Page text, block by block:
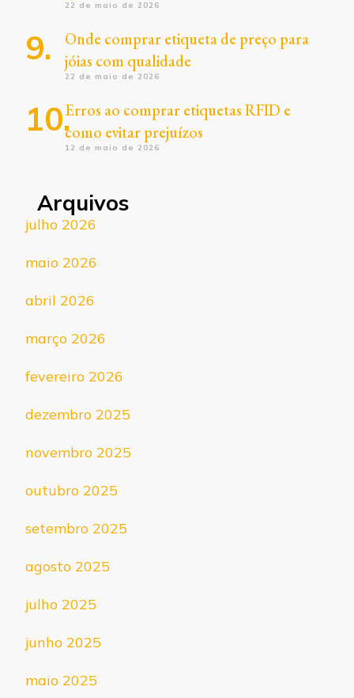
22 de maio de 2026
Onde comprar etiqueta de preço para
jóias com qualidade
22 de maio de 2026
Erros ao comprar etiquetas RFID e
como evitar prejuízos
12 de maio de 2026
Arquivos
julho 2026
maio 2026
abril 2026
março 2026
fevereiro 2026
dezembro 2025
novembro 2025
outubro 2025
setembro 2025
agosto 2025
julho 2025
junho 2025
maio 2025